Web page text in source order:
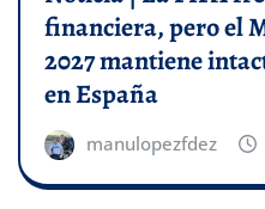
financiera, pero el
2027 mantiene
en España
manulopezfdez